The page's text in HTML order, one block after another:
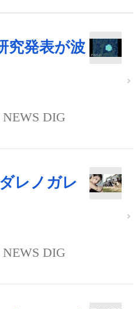
究発表が波
NEWS DIG
レノガレ
NEWS DIG